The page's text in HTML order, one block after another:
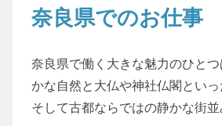
奈良県でのお仕事
奈良県で働く大きな魅力のひと
かな自然と大仏や神社仏閣といっ
そして古都ならではの静かな街並